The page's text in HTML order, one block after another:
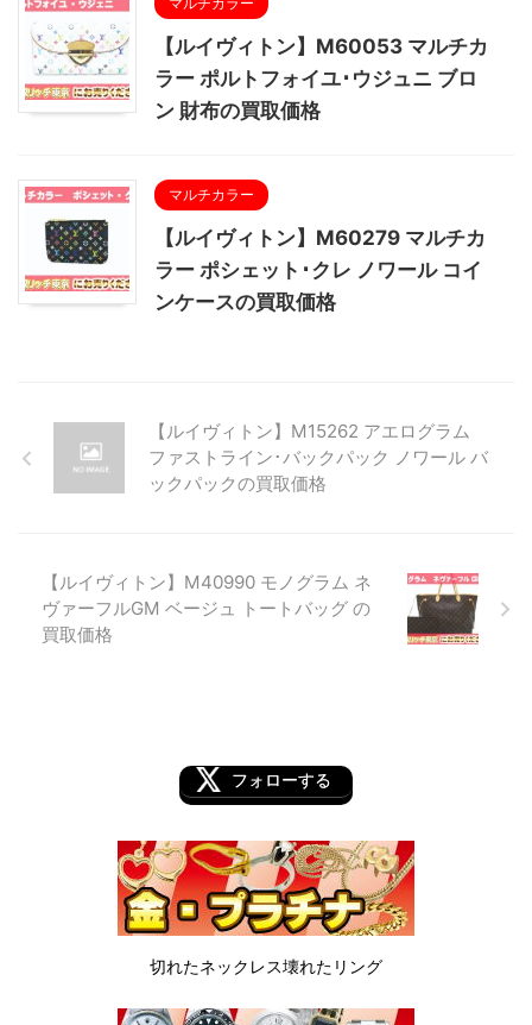
【ルイヴィトン】M60053 マルチカ
ラー ポルトフォイユ･ウジュニ ブロ
ン 財布の買取価格
マルチカラー
【ルイヴィトン】M60279 マルチカ
ラー ポシェット･クレ ノワール コイ
ンケースの買取価格
【ルイヴィトン】M15262 アエログラム
ファストライン･バックパック ノワール バ
ックパックの買取価格
【ルイヴィトン】M40990 モノグラム ネ
ヴァーフルGM ベージュ トートバッグ の
買取価格
フォローする
切れたネックレス壊れたリング